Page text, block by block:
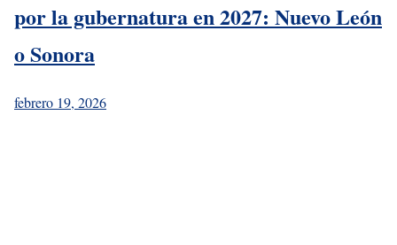
por la gubernatura en 2027: Nuevo León
o Sonora
febrero 19, 2026